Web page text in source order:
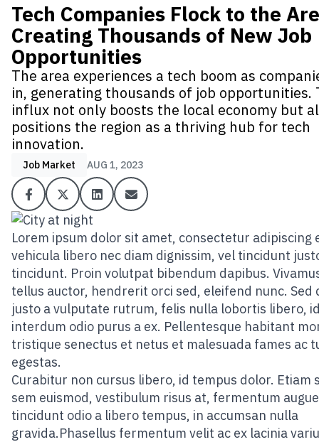
Tech Companies Flock to the
Creating Thousands of New Job
Opportunities
The area experiences a tech boom as
in, generating thousands of job opportunities.
influx not only boosts the local economy but
positions the region as a thriving hub for tech
innovation.
Job Market AUG 1, 2023
Lorem ipsum dolor sit amet, consectetur adipiscing
vehicula libero nec diam dignissim, vel tincidunt
tincidunt. Proin volutpat bibendum dapibus.
tellus auctor, hendrerit orci sed, eleifend nunc. Sed
justo a vulputate rutrum, felis nulla lobortis libero,
interdum odio purus a ex. Pellentesque habitant
tristique senectus et netus et malesuada fames ac
egestas.
Curabitur non cursus libero, id tempus dolor. Etiam
sem euismod, vestibulum risus at, fermentum
tincidunt odio a libero tempus, in accumsan nulla
gravida.Phasellus fermentum velit ac ex lacinia